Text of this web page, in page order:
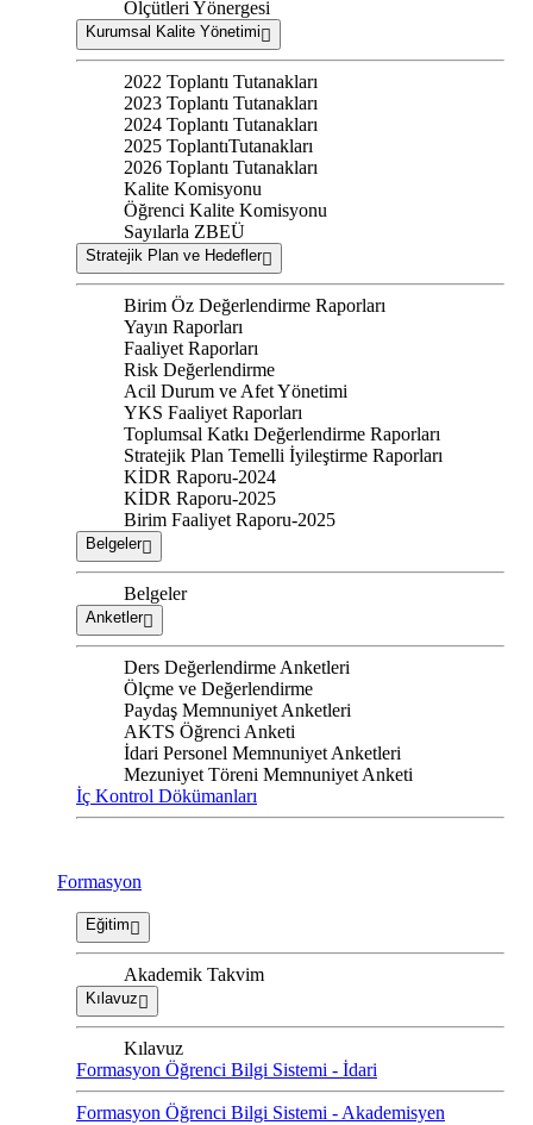
Ölçütleri Yönergesi
Kurumsal Kalite Yönetimi
2022 Toplantı Tutanakları
2023 Toplantı Tutanakları
2024 Toplantı Tutanakları
2025 ToplantıTutanakları
2026 Toplantı Tutanakları
Kalite Komisyonu
Öğrenci Kalite Komisyonu
Sayılarla ZBEÜ
Stratejik Plan ve Hedefler
Birim Öz Değerlendirme Raporları
Yayın Raporları
Faaliyet Raporları
Risk Değerlendirme
Acil Durum ve Afet Yönetimi
YKS Faaliyet Raporları
Toplumsal Katkı Değerlendirme Raporları
Stratejik Plan Temelli İyileştirme Raporları
KİDR Raporu-2024
KİDR Raporu-2025
Birim Faaliyet Raporu-2025
Belgeler
Belgeler
Anketler
Ders Değerlendirme Anketleri
Ölçme ve Değerlendirme
Paydaş Memnuniyet Anketleri
AKTS Öğrenci Anketi
İdari Personel Memnuniyet Anketleri
Mezuniyet Töreni Memnuniyet Anketi
İç Kontrol Dökümanları
Formasyon
Eğitim
Akademik Takvim
Kılavuz
Kılavuz
Formasyon Öğrenci Bilgi Sistemi - İdari
Formasyon Öğrenci Bilgi Sistemi - Akademisyen